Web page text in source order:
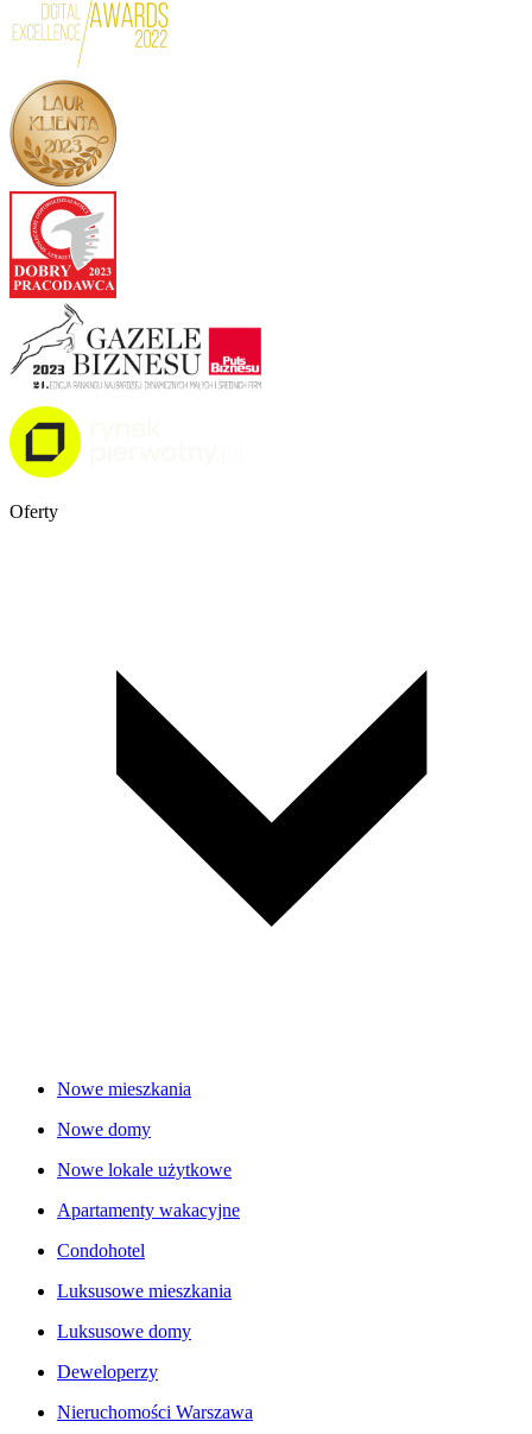
Oferty
Nowe mieszkania
Nowe domy
Nowe lokale użytkowe
Apartamenty wakacyjne
Condohotel
Luksusowe mieszkania
Luksusowe domy
Deweloperzy
Nieruchomości Warszawa